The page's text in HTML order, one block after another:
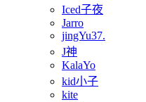
Iced子夜
Jarro
jingYu37.
J神
KalaYo
kid小子
kite